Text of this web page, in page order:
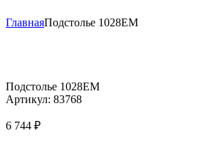
ГлавнаяПодстолье 1028EM
Подстолье 1028EM
Артикул: 83768
6 744 ₽